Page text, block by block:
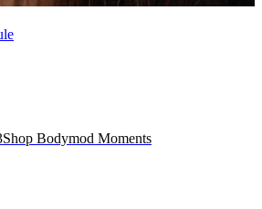
Shop Bodymod Moments